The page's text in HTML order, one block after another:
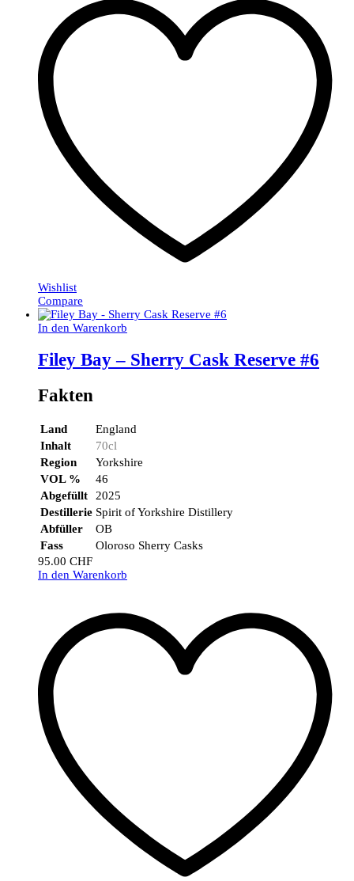
Wishlist
Compare
In den Warenkorb
Filey Bay – Sherry Cask Reserve #6
Fakten
Land
England
Inhalt
70cl
Region
Yorkshire
VOL %
46
Abgefüllt
2025
Destillerie Spirit of Yorkshire Distillery
Abfüller
OB
Fass
Oloroso Sherry Casks
95.00 CHF
In den Warenkorb